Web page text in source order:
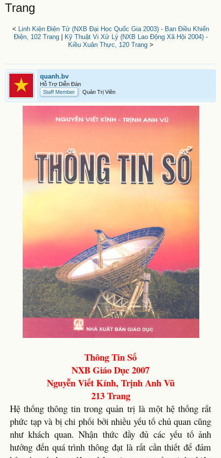
Trang
< Linh Kiện Điện Tử (NXB Đại Học Quốc Gia 2003) - Ban Điều Khiển
Điện, 102 Trang|
Kỹ Thuật Vi Xử Lý (NXB Lao Động Xã Hội 2004) -
Kiều Xuân Thực, 120 Trang>
quanh.bv
Hỗ Trợ Diễn Đàn
Staff Member
Quản Trị Viên
Thông Tin Số
NXB Giáo Dục 2007
Nguyễn Viết Kính, Trịnh Anh Vũ
213 Trang
Hệ thống thông tin trong quản trị là một hệ thống rất
phức tạp và bị chi phối bởi nhiều yếu tố chủ quan cũng
như khách quan. Nhận thức đầy đủ các yếu tố ảnh
hưởng đến quá trình thông đạt là rất cần thiết để đảm